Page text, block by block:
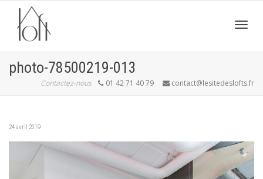
photo-78500219-013
Contactez-nous 01 42 71 40 79 contact@lesitedeslofts.fr
24 avril 2019